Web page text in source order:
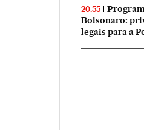
20:55
Bolsonaro:
legais para a